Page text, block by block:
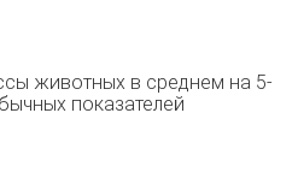
животных в среднем на 5-
показателей